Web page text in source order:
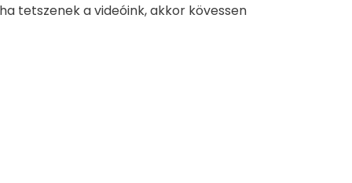
tetszenek a videóink, akkor kövessen